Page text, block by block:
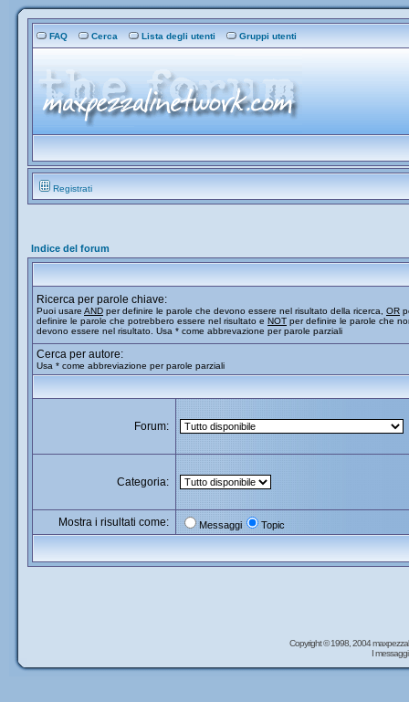
FAQ Cerca Lista degli utenti Gruppi utenti
Registrati
Indice del forum
Ricerca per parole chiave:
Puoi usare AND per definire le parole che devono essere nel risultato della ricerca, OR
definire le parole che potrebbero essere nel risultato e NOT per definire le parole che
devono essere nel risultato. Usa * come abbrevazione per parole parziali
Cerca per autore:
Usa * come abbreviazione per parole parziali
Forum:
Categoria:
Mostra i risultati come: Messaggi Topic
Copyright © 1998, 2004
I